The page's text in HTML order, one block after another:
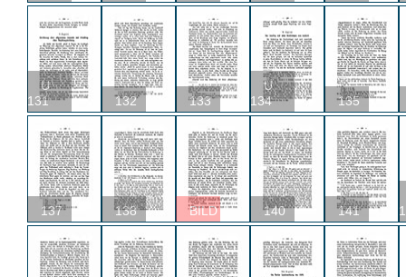
U
131
132 133
U
134
135
137 138 BILD 140 141